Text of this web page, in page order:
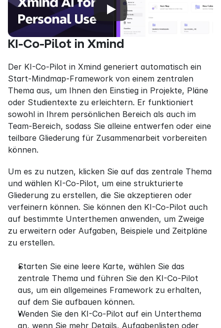
KI-Co-Pilot in Xmind
Der KI-Co-Pilot in Xmind generiert automatisch ein
Start-Mindmap-Framework von einem zentralen
Thema aus, um Ihnen den Einstieg in Projekte, Pläne
oder Studientexte zu erleichtern. Er funktioniert
sowohl in Ihrem persönlichen Bereich als auch im
Team-Bereich, sodass Sie alleine entwerfen oder eine
teilbare Gliederung für Zusammenarbeit vorbereiten
können.
Um es zu nutzen, klicken Sie auf das zentrale Thema
und wählen KI-Co-Pilot, um eine strukturierte
Gliederung zu erstellen, die Sie akzeptieren oder
verfeinern können. Sie können den KI-Co-Pilot auch
auf bestimmte Unterthemen anwenden, um Zweige
zu erweitern oder Aufgaben, Beispiele und Zeitpläne
zu erstellen.
Starten Sie eine leere Karte, wählen Sie das
zentrale Thema und führen Sie den KI-Co-Pilot
aus, um ein allgemeines Framework zu erhalten,
auf dem Sie aufbauen können.
Wenden Sie den KI-Co-Pilot auf ein Unterthema
an, wenn Sie mehr Details, Aufgabenlisten oder